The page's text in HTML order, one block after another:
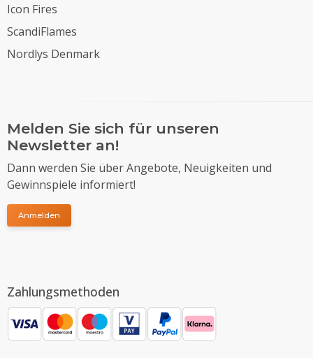
Icon Fires
ScandiFlames
Nordlys Denmark
Melden Sie sich für unseren
Newsletter an!
Dann werden Sie über Angebote, Neuigkeiten und
Gewinnspiele informiert!
Anmelden
Zahlungsmethoden